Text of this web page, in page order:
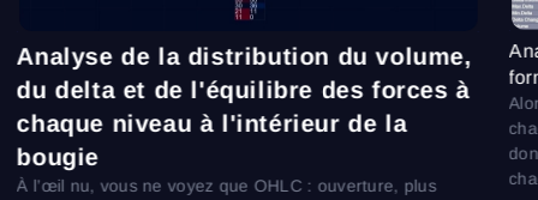
Analyse de la distribution du volume,
du delta et de l'équilibre des forces à
chaque niveau à l'intérieur de la
bougie
À l’œil nu, vous ne voyez que OHLC : ouverture, plus